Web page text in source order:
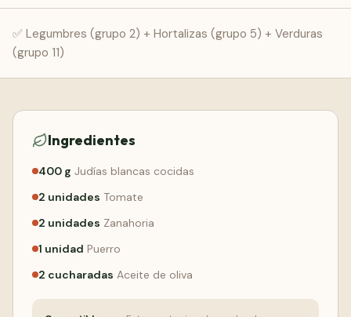
✅ Legumbres (grupo 2) + Hortalizas (grupo 5) + Verduras
(grupo 11)
Ingredientes
400 g Judías blancas cocidas
2 unidades Tomate
2 unidades Zanahoria
1 unidad Puerro
2 cucharadas Aceite de oliva